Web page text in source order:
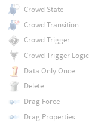
Crowd State
Crowd Transition
Crowd Trigger
Crowd Trigger Logic
Data Only Once
Delete
Drag Force
Drag Properties